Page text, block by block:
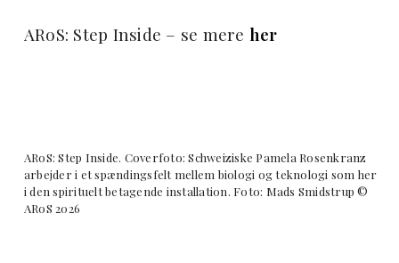
ARoS: Step Inside – se mere her
ARoS: Step Inside. Coverfoto: Schweiziske Pamela Rosenkranz
arbejder i et spændingsfelt mellem biologi og teknologi som her
i den spirituelt betagende installation. Foto: Mads Smidstrup ©
ARoS 2026